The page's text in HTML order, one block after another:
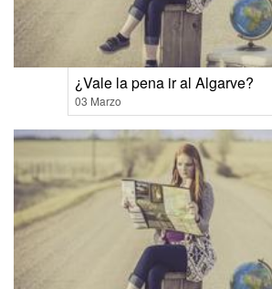
¿Vale la pena ir al Algarve?
03 Marzo